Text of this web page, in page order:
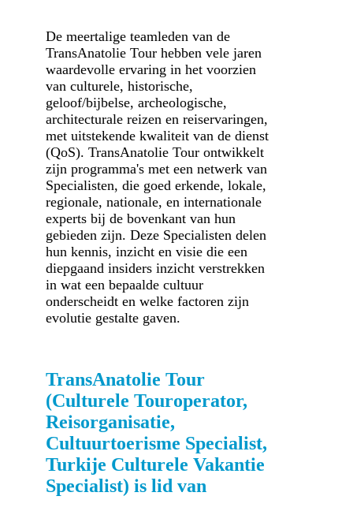
De meertalige teamleden van de
TransAnatolie Tour hebben vele jaren
waardevolle ervaring in het voorzien
van culturele, historische,
geloof/bijbelse, archeologische,
architecturale reizen en reiservaringen,
met uitstekende kwaliteit van de dienst
(QoS). TransAnatolie Tour ontwikkelt
zijn programma's met een netwerk van
Specialisten, die goed erkende, lokale,
regionale, nationale, en internationale
experts bij de bovenkant van hun
gebieden zijn. Deze Specialisten delen
hun kennis, inzicht en visie die een
diepgaand insiders inzicht verstrekken
in wat een bepaalde cultuur
onderscheidt en welke factoren zijn
evolutie gestalte gaven.
TransAnatolie Tour
(Culturele Touroperator,
Reisorganisatie,
Cultuurtoerisme Specialist,
Turkije Culturele Vakantie
Specialist) is lid van